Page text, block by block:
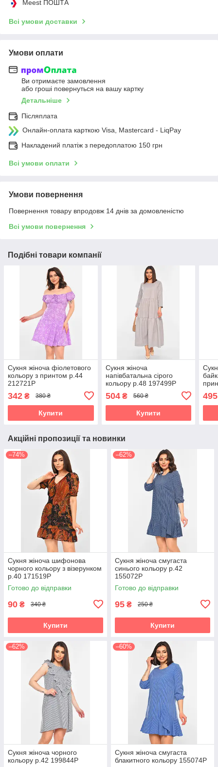
Meest ПОШТА
Всі умови доставки
Умови оплати
Ви отримаєте замовлення
або гроші повернуться на вашу картку
Детальніше
Післяплата
Онлайн-оплата карткою Visa, Mastercard - LiqPay
Накладений платіж з передоплатою 150 грн
Всі умови оплати
Умови повернення
Повернення товару впродовж 14 днів за домовленістю
Всі умови повернення
Подібні товари компанії
Сукня жіноча фіолетового
кольору з принтом р.44
212721P
342 ₴ 380 ₴
Купити
Сукня жіноча
напівбатальна сірого
кольору р.48 197499P
504₴ 560 ₴
Купити
495
Акційні пропозиції та новинки
–74%
Сукня жіноча шифонова
чорного кольору з візерунком
р.40 171519P
Готово до відправки
90 ₴ 340 ₴
Купити
–62%
Сукня жіноча смугаста
синього кольору р.42
155072P
Готово до відправки
95 ₴ 250 ₴
Купити
–62%
Сукня жіноча чорного
кольору р.42 199844P
–60%
Сукня жіноча смугаста
блакитного кольору 155074P